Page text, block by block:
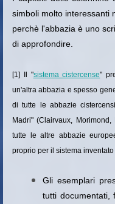
simboli molto interessanti
perchè l'abbazia è uno
di approfondire.
[1] Il "sistema cistercense"
un'altra abbazia e spesso
di tutte le abbazie
Madri" (Clairvaux,
tutte le altre abbazie
proprio per il sistema
Gli esemplari
tutti documentati,